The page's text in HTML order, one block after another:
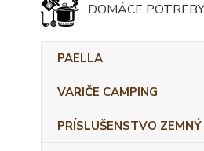
DOMÁCE POTREBY
PAELLA
VARIČE CAMPING
PRÍSLUŠENSTVO ZEMNÝ